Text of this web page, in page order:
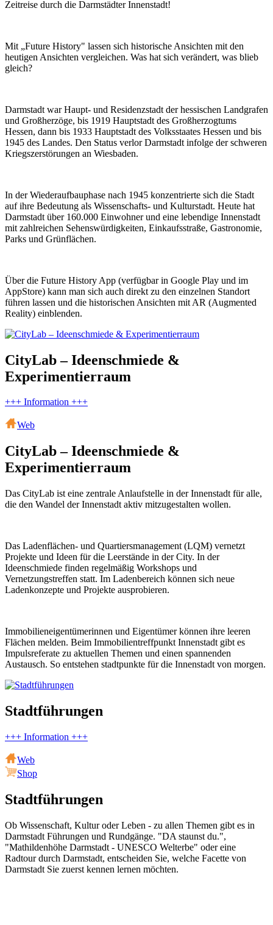
Zeitreise durch die Darmstädter Innenstadt!
Mit „Future History" lassen sich historische Ansichten mit den
heutigen Ansichten vergleichen. Was hat sich verändert, was blieb
gleich?
Darmstadt war Haupt- und Residenzstadt der hessischen Landgrafen
und Großherzöge, bis 1919 Hauptstadt des Großherzogtums
Hessen, dann bis 1933 Hauptstadt des Volksstaates Hessen und bis
1945 des Landes. Den Status verlor Darmstadt infolge der schweren
Kriegszerstörungen an Wiesbaden.
In der Wiederaufbauphase nach 1945 konzentrierte sich die Stadt
auf ihre Bedeutung als Wissenschafts- und Kulturstadt. Heute hat
Darmstadt über 160.000 Einwohner und eine lebendige Innenstadt
mit zahlreichen Sehenswürdigkeiten, Einkaufsstraße, Gastronomie,
Parks und Grünflächen.
Über die Future History App (verfügbar in Google Play und im
AppStore) kann man sich auch direkt zu den einzelnen Standort
führen lassen und die historischen Ansichten mit AR (Augmented
Reality) einblenden.
CityLab – Ideenschmiede &
Experimentierraum
+++ Information +++
Web
CityLab – Ideenschmiede &
Experimentierraum
Das CityLab ist eine zentrale Anlaufstelle in der Innenstadt für alle,
die den Wandel der Innenstadt aktiv mitzugestalten wollen.
Das Ladenflächen- und Quartiersmanagement (LQM) vernetzt
Projekte und Ideen für die Leerstände in der City. In der
Ideenschmiede finden regelmäßig Workshops und
Vernetzungstreffen statt. Im Ladenbereich können sich neue
Ladenkonzepte und Projekte ausprobieren.
Immobilieneigentümerinnen und Eigentümer können ihre leeren
Flächen melden. Beim Immobilientreffpunkt Innenstadt gibt es
Impulsreferate zu aktuellen Themen und einen spannenden
Austausch. So entstehen stadtpunkte für die Innenstadt von morgen.
Stadtführungen
+++ Information +++
Web
Shop
Stadtführungen
Ob Wissenschaft, Kultur oder Leben - zu allen Themen gibt es in
Darmstadt Führungen und Rundgänge. "DA staunst du.",
"Mathildenhöhe Darmstadt - UNESCO Welterbe" oder eine
Radtour durch Darmstadt, entscheiden Sie, welche Facette von
Darmstadt Sie zuerst kennen lernen möchten.